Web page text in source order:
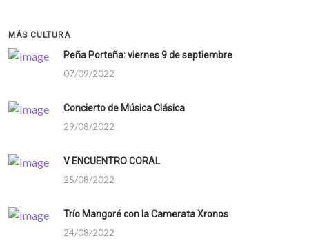
MÁS CULTURA
Peña Porteña: viernes 9 de septiembre
07/09/2022
Concierto de Música Clásica
29/08/2022
V ENCUENTRO CORAL
25/08/2022
Trío Mangoré con la Camerata Xronos
24/08/2022